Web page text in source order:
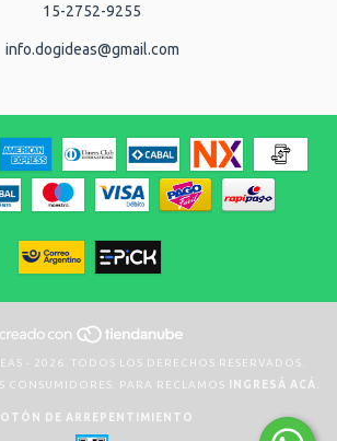
15-2752-9255
info.dogideas@gmail.com
- 2026. TODOS LOS DERECHOS RESERVADOS.
CONSUMIDORES. PARA RECLAMOS
INGRESÁ ACÁ.
DE ARREPENTIMIENTO